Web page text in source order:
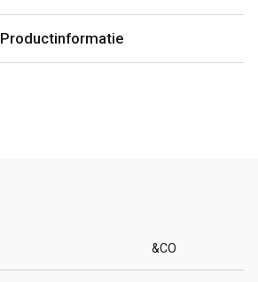
Productinformatie
&CO